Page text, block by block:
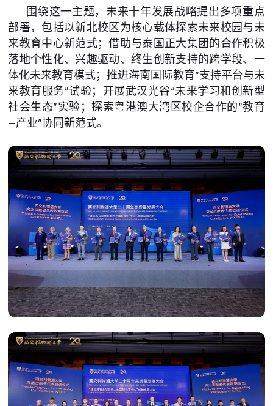
围绕这一主题，未来十年发展战略提出多项重点
部署，包括以新北校区为核心载体探索未来校园与未
来教育中心新范式；借助与泰国正大集团的合作积极
落地个性化、兴趣驱动、终生创新支持的跨学段、一
体化未来教育模式；推进海南国际教育“支持平台与未
来教育服务”试验；开展武汉光谷“未来学习和创新型
社会生态”实验；探索粤港澳大湾区校企合作的“教育
—产业”协同新范式。